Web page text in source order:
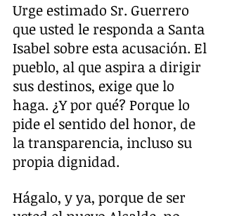
Urge estimado Sr. Guerrero
que usted le responda a Santa
Isabel sobre esta acusación. El
pueblo, al que aspira a dirigir
sus destinos, exige que lo
haga. ¿Y por qué? Porque lo
pide el sentido del honor, de
la transparencia, incluso su
propia dignidad.
Hágalo, y ya, porque de ser